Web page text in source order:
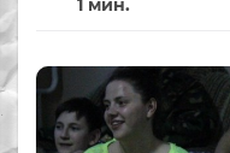
1 мин.